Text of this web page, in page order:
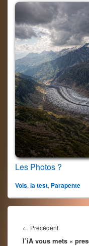
Les Photos ?
Vols, ia test, Parapente
de
l’article
← PrécédentArticle
précédent
l’iA vous mets «